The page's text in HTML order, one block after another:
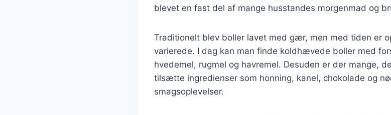
blevet en fast del af mange husstandes morgenmad og
Traditionelt blev boller lavet med gær, men med tiden er
varierede. I dag kan man finde koldhævede boller med
hvedemel, rugmel og havremel. Desuden er der mange,
tilsætte ingredienser som honning, kanel, chokolade og
smagsoplevelser.